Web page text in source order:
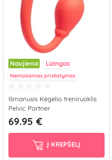
Naujiena Lizingas
Nemokamas pristatymas
Išmanusis Kėgelio treniruoklis
Pelvic Partner
69.95 €
Į KREPŠELĮ